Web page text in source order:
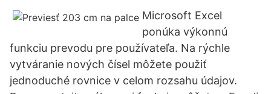
Microsoft Excel
ponúka výkonnú
funkciu prevodu pre používateľa. Na rýchle
vytváranie nových čísel môžete použiť
jednoduché rovnice v celom rozsahu údajov.